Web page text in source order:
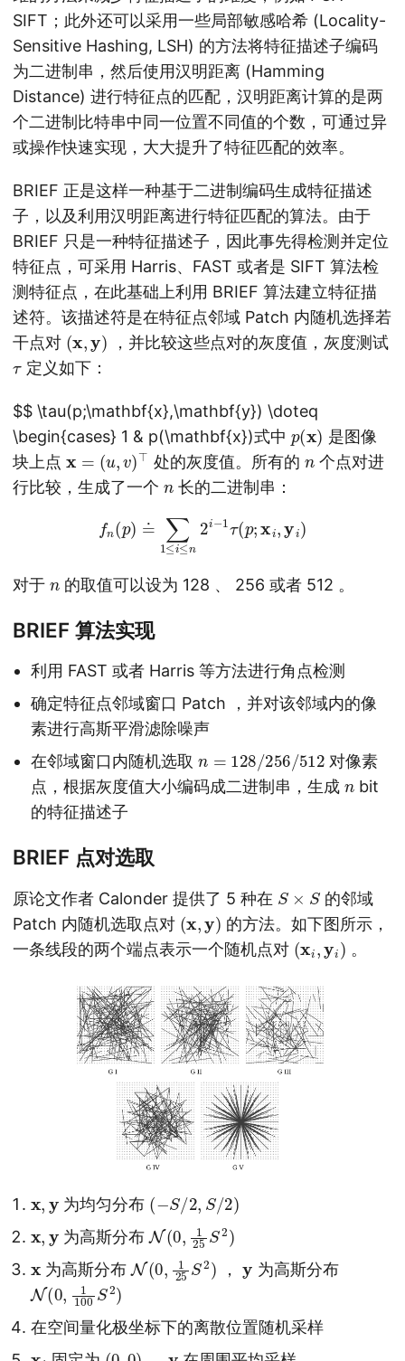
SIFT；此外还可以采用一些局部敏感哈希 (Locality-
Sensitive Hashing, LSH) 的方法将特征描述子编码
为二进制串，然后使用汉明距离 (Hamming
Distance) 进行特征点的匹配，汉明距离计算的是两
个二进制比特串中同一位置不同值的个数，可通过异
或操作快速实现，大大提升了特征匹配的效率。
BRIEF 正是这样一种基于二进制编码生成特征描述
子，以及利用汉明距离进行特征匹配的算法。由于
BRIEF 只是一种特征描述子，因此事先得检测并定位
特征点，可采用 Harris、FAST 或者是 SIFT 算法检
测特征点，在此基础上利用 BRIEF 算法建立特征描
述符。该描述符是在特征点邻域 Patch 内随机选择若
干点对 ( x, y ，并比较这些点对的灰度值，灰度测试
τ定义如下：
$$ \tau(p;\mathbf{x},\mathbf{y}) \doteq
\begin{cases} 1 & p(\mathbf{x})式中 ( x
是图像
块上点
, v ⊤ 处的灰度值。所有的 n 个点对进
行比较，生成了一个
n 长的二进制串：
fn ( p) ≐ 1≤i≤ n2i− τ )
对于 的取值可以设为 128 、 256 或者 512 。
BRIEF 算法实现
利用 FAST 或者 Harris 等方法进行角点检测
确定特征点邻域窗口 Patch ，并对该邻域内的像
素进行高斯平滑滤除噪声
在邻域窗口内随机选取
128/256/ 512 对像素
点，根据灰度值大小编码成二进制串，生成 n bit
的特征描述子
BRIEF 点对选取
原论文作者 Calonder 提供了 5 种在 S
的邻域
Patch 内随机选取点对 (x
的方法。如下图所示，
一条线段的两个端点表示一个随机点对 (x , y ) 。
为均匀分布 ( S/ 2, S/2)
为高斯分布 N(0, 25 S2
)
为高斯分布 N(0, 25 S2
) ， 为高斯分布
N (0,1 100S2
)
在空间量化极坐标下的离散位置随机采样
(0 0
)